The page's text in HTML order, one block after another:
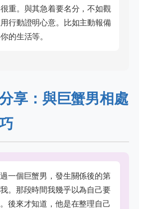
重。與其急着要名分，不如觀
行動證明心意。比如主動報備
的生活等。
享：與巨蟹男相處
一個巨蟹男，發生關係後的第
。那段時間我幾乎以為自己要
後來才知道，他是在整理自己